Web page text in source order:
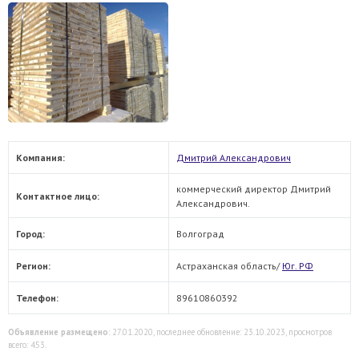
Компания: Дмитрий Александрович
Контактное лицо:
коммерческий директор Дмитрий
Александрович.
Город: Волгоград
Регион: Астраханская область/ Юг. РФ
Телефон: 89610860392
Объявление размещено: 27.01.2020, последнее обновление: 23.10.2023, просмотров
всего: 453.